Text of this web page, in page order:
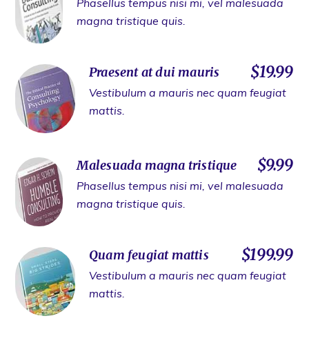
Phasellus tempus nisi mi, vel malesuada
magna tristique quis.
Praesent at dui mauris $19.99
Vestibulum a mauris nec quam feugiat
mattis.
Malesuada magna tristique $9.99
Phasellus tempus nisi mi, vel malesuada
magna tristique quis.
Quam feugiat mattis $199.99
Vestibulum a mauris nec quam feugiat
mattis.